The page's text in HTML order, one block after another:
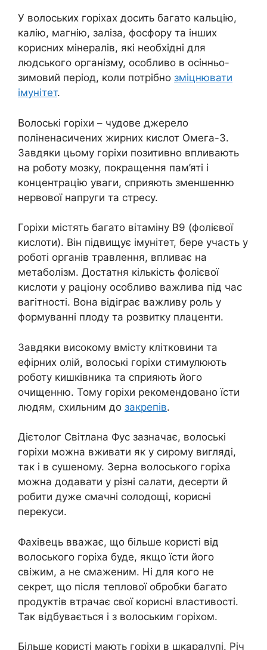
У волоських горіхах досить багато кальцію,
калію, магнію, заліза, фосфору та інших
корисних мінералів, які необхідні для
людського організму, особливо в осінньо-
зимовий період, коли потрібно зміцнювати
імунітет.
Волоські горіхи – чудове джерело
поліненасичених жирних кислот Омега-3.
Завдяки цьому горіхи позитивно впливають
на роботу мозку, покращення пам’яті і
концентрацію уваги, сприяють зменшенню
нервової напруги та стресу.
Горіхи містять багато вітаміну В9 (фолієвої
кислоти). Він підвищує імунітет, бере участь у
роботі органів травлення, впливає на
метаболізм. Достатня кількість фолієвої
кислоти у раціону особливо важлива під час
вагітності. Вона відіграє важливу роль у
формуванні плоду та розвитку плаценти.
Завдяки високому вмісту клітковини та
ефірних олій, волоські горіхи стимулюють
роботу кишківника та сприяють його
очищенню. Тому горіхи рекомендовано їсти
людям, схильним до закрепів.
Дієтолог Світлана Фус зазначає, волоські
горіхи можна вживати як у сирому вигляді,
так і в сушеному. Зерна волоського горіха
можна додавати у різні салати, десерти й
робити дуже смачні солодощі, корисні
перекуси.
Фахівець вважає, що більше користі від
волоського горіха буде, якщо їсти його
свіжим, а не смаженим. Ні для кого не
секрет, що після теплової обробки багато
продуктів втрачає свої корисні властивості.
Так відбувається і з волоським горіхом.
Більше користі мають горіхи в шкаралупі. Річ